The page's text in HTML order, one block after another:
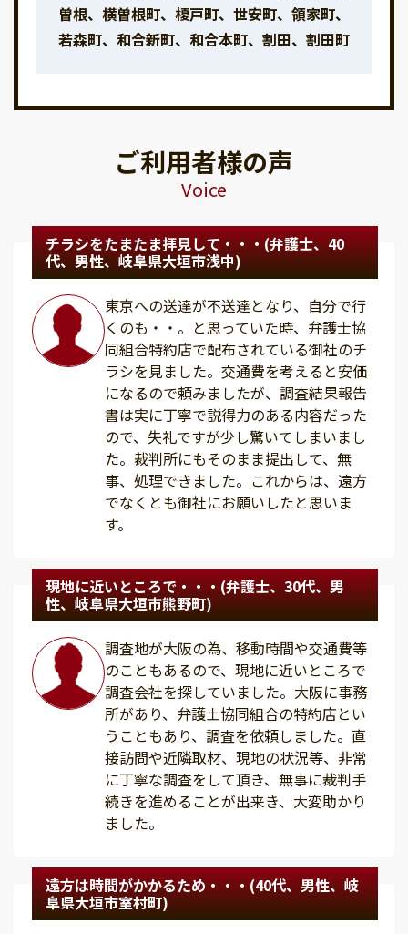
曽根、横曽根町、榎戸町、世安町、領家町、
若森町、和合新町、和合本町、割田、割田町
ご利用者様の声
Voice
チラシをたまたま拝見して・・・(弁護士、40
代、男性、岐阜県大垣市浅中)
東京への送達が不送達となり、自分で行
くのも・・。と思っていた時、弁護士協
同組合特約店で配布されている御社のチ
ラシを見ました。交通費を考えると安価
になるので頼みましたが、調査結果報告
書は実に丁寧で説得力のある内容だった
ので、失礼ですが少し驚いてしまいまし
た。裁判所にもそのまま提出して、無
事、処理できました。これからは、遠方
でなくとも御社にお願いしたと思いま
す。
現地に近いところで・・・(弁護士、30代、男
性、岐阜県大垣市熊野町)
調査地が大阪の為、移動時間や交通費等
のこともあるので、現地に近いところで
調査会社を探していました。大阪に事務
所があり、弁護士協同組合の特約店とい
うこともあり、調査を依頼しました。直
接訪問や近隣取材、現地の状況等、非常
に丁寧な調査をして頂き、無事に裁判手
続きを進めることが出来き、大変助かり
ました。
遠方は時間がかかるため・・・(40代、男性、岐
阜県大垣市室村町)